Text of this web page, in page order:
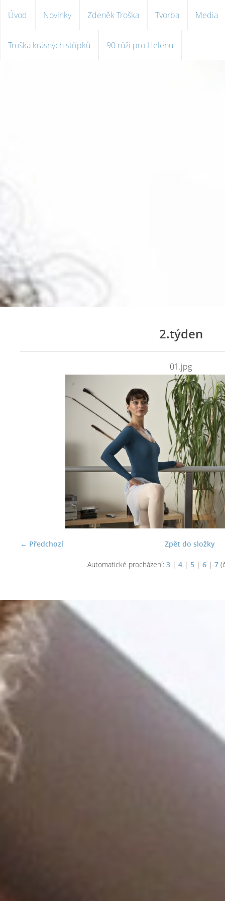
Úvod Novinky Zdeněk Troška Tvorba Media
Troška krásných střípků 90 růží pro Helenu
2.týden
01.jpg
← Předchozí Zpět do složky
Automatické procházení: 3| 4| 5| 6| 7